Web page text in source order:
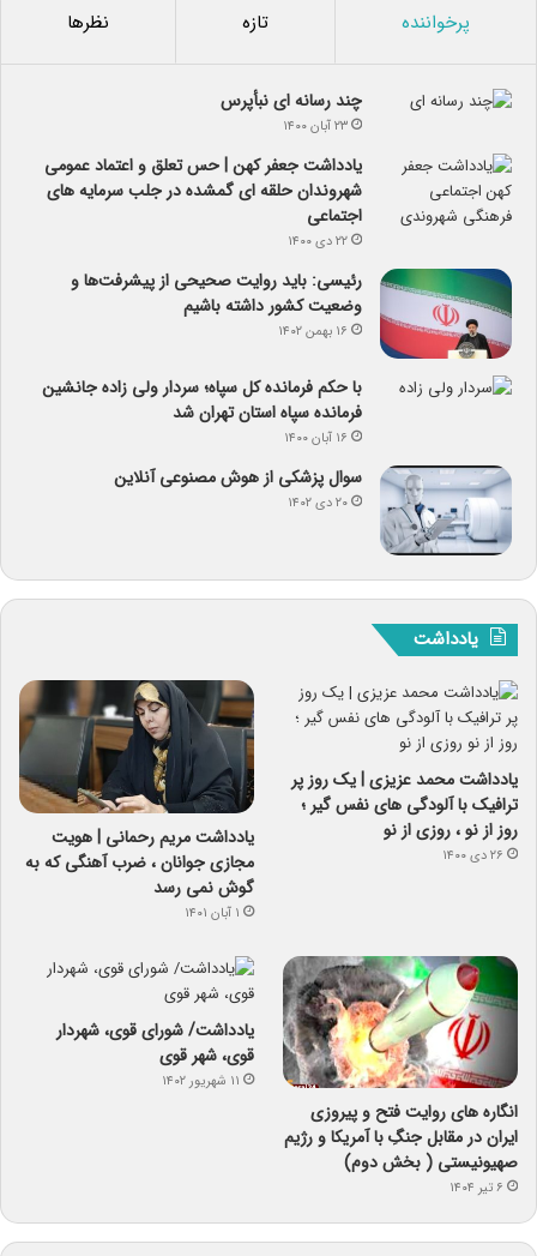
پرخواننده تازه نظرها
چند رسانه ای نبأپرس
۲۳ آبان ۱۴۰۰
یادداشت جعفر کهن | حس تعلق و اعتماد عمومی
شهروندان حلقه ای گمشده در جلب سرمایه های
اجتماعی
۲۲ دی ۱۴۰۰
رئیسی: باید روایت صحیحی از پیشرفت‌ها و
وضعیت کشور داشته باشیم
۱۶ بهمن ۱۴۰۲
با حکم فرمانده کل سپاه؛ سردار ولی زاده جانشین
فرمانده سپاه استان تهران شد
۱۶ آبان ۱۴۰۰
سوال پزشکی از هوش مصنوعی آنلاین
۲۰ دی ۱۴۰۲
یادداشت
یادداشت محمد عزیزی | یک روز پر
ترافیک با آلودگی های نفس گیر ؛
روز از نو ، روزی از نو
۲۶ دی ۱۴۰۰
یادداشت مریم رحمانی | هویت
مجازی جوانان ، ضرب آهنگی که به
گوش نمی رسد
۱ آبان ۱۴۰۱
انگاره های روایت فتح و پیروزی
ایران در مقابل جنگِ با آمریکا و رژیم
صهیونیستی ( بخش دوم)
۶ تیر ۱۴۰۴
یادداشت/ شورای قوی، شهردار
قوی، شهر قوی
۱۱ شهریور ۱۴۰۲